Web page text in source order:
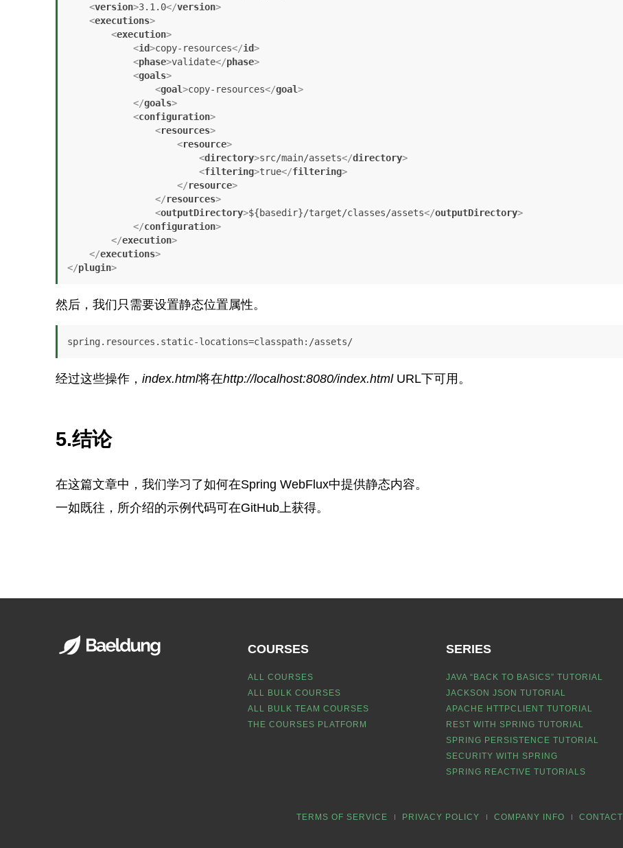
<version>3.1.0</version>
<executions>
<execution>
<id>copy-resources</id>
<phase>validate</phase>
<goals>
<goal>copy-resources</goal>
</goals>
<configuration>
<resources>
<resource>
<directory>src/main/assets</directory>
<filtering>true</filtering>
</resource>
</resources>
<outputDirectory>${basedir}/target/classes/assets</outputDirectory>
</configuration>
</execution>
</executions>
</plugin>
然后，我们只需要设置静态位置属性。
spring.resources.static-locations=classpath:/assets/
经过这些操作， index.html将在http://localhost:8080/index.htmlURL下可用。
5.结论
在这篇文章中，我们学习了如何在Spring WebFlux中提供静态内容。
一如既往，所介绍的示例代码可在GitHub上获得。
COURSES
ALL COURSES
ALL BULK COURSES
ALL BULK TEAM COURSES
THE COURSES PLATFORM
SERIES
JAVA “BACK TO BASICS” TUTORIAL
JACKSON JSON TUTORIAL
APACHE HTTPCLIENT TUTORIAL
REST WITH SPRING TUTORIAL
SPRING PERSISTENCE TUTORIAL
SECURITY WITH SPRING
SPRING REACTIVE TUTORIALS
TERMS OF SERVICE PRIVACY POLICY COMPANY INFO CONTACT